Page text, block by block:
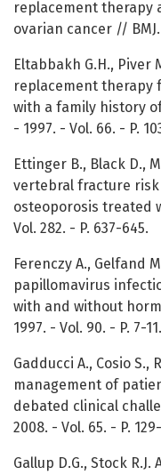
replacement therapy
ovarian cancer // BMJ.
Eltabbakh G.H., Piver
replacement therapy
with a family history
- 1997. - Vol. 66. - P.
Ettinger B., Black D.,
vertebral fracture
osteoporosis treated
Vol. 282. - P. 637-645.
Ferenczy A., Gelfand
papillomavirus
with and without
1997. - Vol. 90. - P. 7-11.
Gadducci A., Cosio S.,
management of
debated clinical
2008. - Vol. 65. - P.
Gallup D.G., Stock